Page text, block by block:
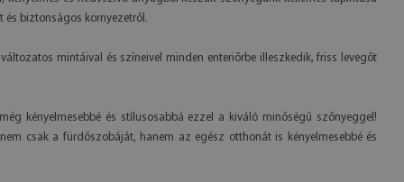
és biztonságos környezetről.
mintáival és színeivel minden enteriőrbe illeszkedik, friss levegőt
kényelmesebbé és stílusosabbá ezzel a kiváló minőségű szőnyeggel!
csak a fürdőszobáját, hanem az egész otthonát is kényelmesebbé és